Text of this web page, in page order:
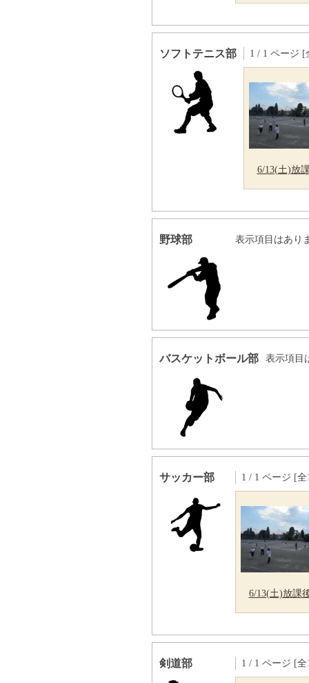
ソフトテニス部 1 / 1 ページ [
6/13(土)放
野球部 表示項目はあり
バスケットボール部 表示項目
サッカー部 1 / 1 ページ [
6/13(土)放課
剣道部 1 / 1 ページ [